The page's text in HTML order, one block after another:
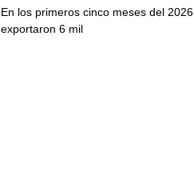
En los primeros cinco meses del 2026
exportaron 6 mil